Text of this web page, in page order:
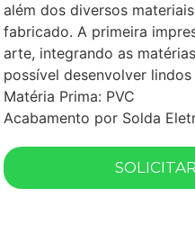
além dos diversos
fabricado. A primeira
arte, integrando as
possível desenvolver
Matéria Prima: PVC
Acabamento por Solda